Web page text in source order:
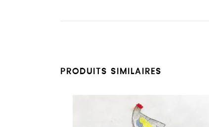
PRODUITS SIMILAIRES